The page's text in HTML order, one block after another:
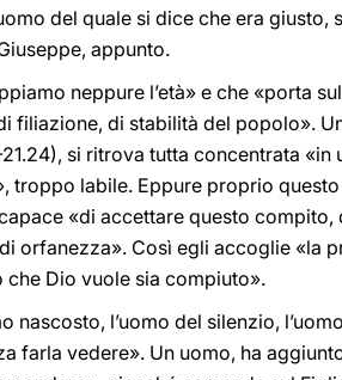
del quale si dice che era giusto,
appunto.
neppure l’età» e che «porta
filiazione, di stabilità del popolo».
si ritrova tutta concentrata
labile. Eppure proprio
«di accettare questo
orfanezza». Così egli accoglie «la
Dio vuole sia compiuto».
nascosto, l’uomo del silenzio,
farla vedere». Un uomo, ha